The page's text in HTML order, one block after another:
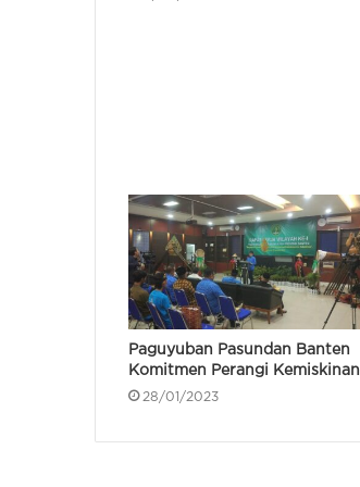
Paguyuban Pasundan Banten
Komitmen Perangi Kemiskinan
28/01/2023